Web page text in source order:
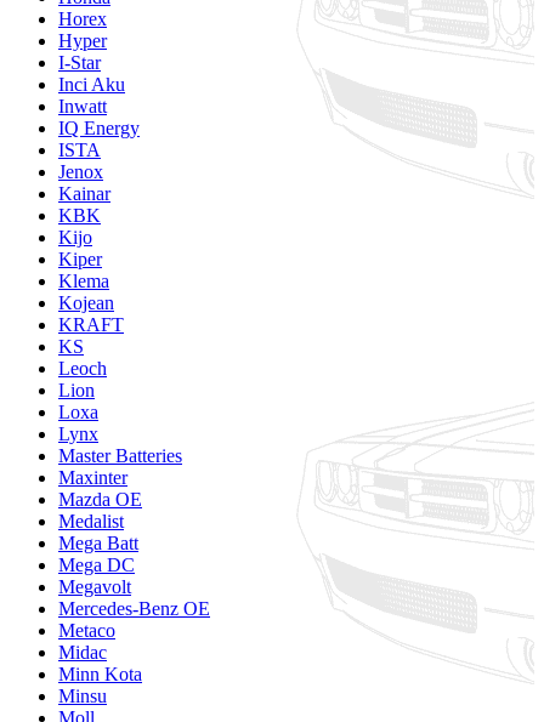
Horex
Hyper
I-Star
Inci Aku
Inwatt
IQ Energy
ISTA
Jenox
Kainar
KBK
Kijo
Kiper
Klema
Kojean
KRAFT
KS
Leoch
Lion
Loxa
Lynx
Master Batteries
Maxinter
Mazda OE
Medalist
Mega Batt
Mega DC
Megavolt
Mercedes-Benz OE
Metaco
Midac
Minn Kota
Minsu